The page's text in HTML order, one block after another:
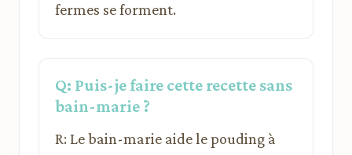
fermes se forment.
Q: Puis-je faire cette recette sans
bain-marie ?
R: Le bain-marie aide le pouding à